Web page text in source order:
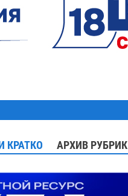
КРАТКО АРХИВ РУБРИК